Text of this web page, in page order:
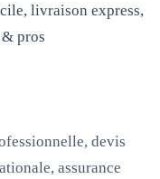
livraison express,
pros
devis
assurance